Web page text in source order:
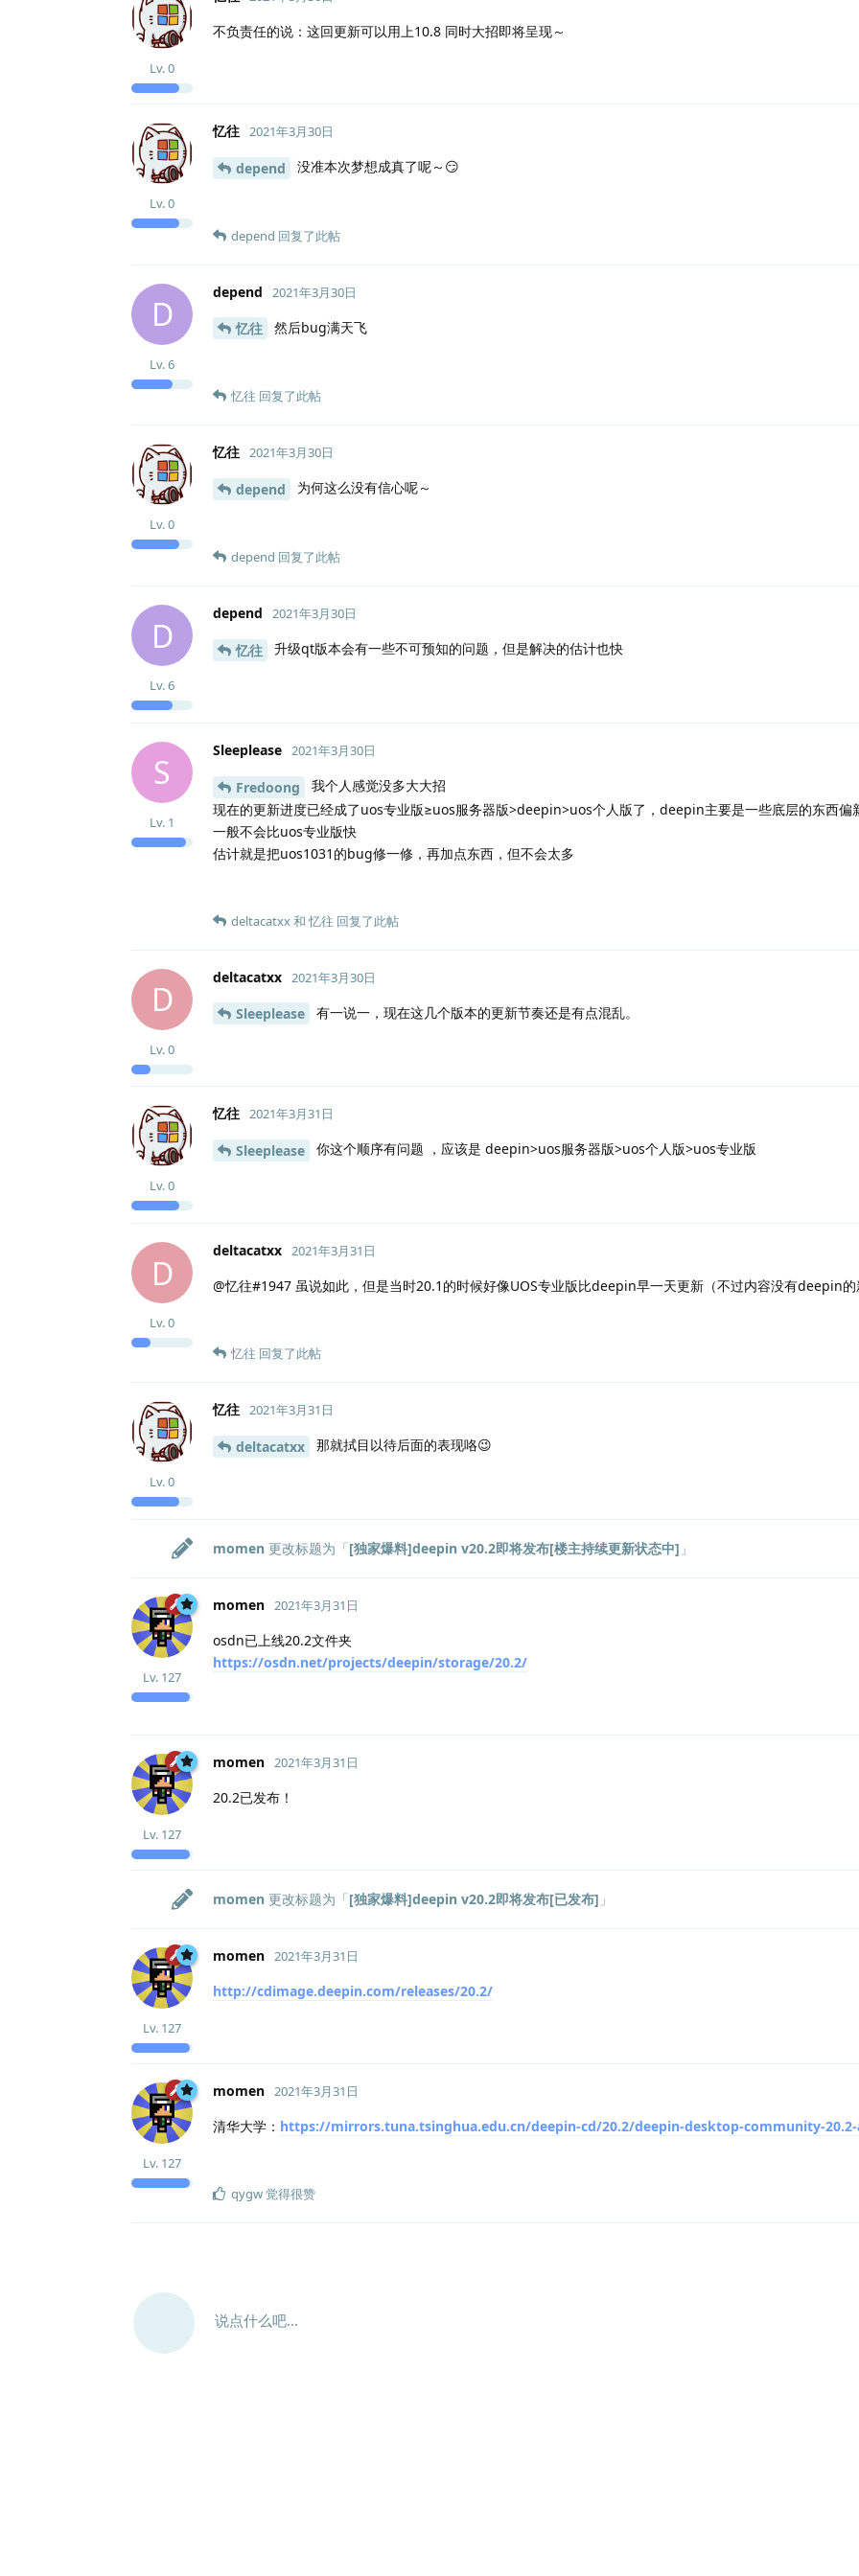
Lv.0
不负责任的说：这回更新可以用上10.8 同时大招即将呈现～
忆往
Lv.0
2021年3月30日
depend 没准本次梦想成真了呢～😏
depend 回复了此帖
D
depend
Lv.6
2021年3月30日
忆往 然后bug满天飞
忆往 回复了此帖
忆往
Lv.0
2021年3月30日
depend 为何这么没有信心呢～
depend 回复了此帖
D
depend
Lv.6
2021年3月30日
忆往 升级qt版本会有一些不可预知的问题，但是解决的估计也快
S
Sleeplease
Lv. 1
2021年3月30日
Fredoong
我个人感觉没多大大招
现在的更新进度已经成了uos专业版≥uos服务器版>deepin>uos个人版了，deepin主要是一些底层的东西偏
一般不会比uos专业版快
估计就是把uos1031的bug修一修，再加点东西，但不会太多
deltacatxx和 忆往 回复了此帖
D
deltacatxx
Lv.0
2021年3月30日
Sleeplease 有一说一，现在这几个版本的更新节奏还是有点混乱。
忆往
Lv.0
2021年3月31日
Sleeplease 你这个顺序有问题 ，应该是 deepin>uos服务器版>uos个人版>uos专业版
D
deltacatxx
Lv.0
2021年3月31日
@忆往#1947 虽说如此，但是当时20.1的时候好像UOS专业版比deepin早一天更新（不过内容没有deepin的
忆往 回复了此帖
忆往
Lv.0
2021年3月31日
deltacatxx 那就拭目以待后面的表现咯😉
momen 更改标题为「[独家爆料]deepin v20.2即将发布[楼主持续更新状态中] 」
momen
Lv. 127
2021年3月31日
osdn已上线20.2文件夹
https://osdn.net/projects/deepin/storage/20.2/
momen
Lv. 127
2021年3月31日
20.2已发布！
momen 更改标题为「[独家爆料]deepin v20.2即将发布[已发布] 」
momen
Lv. 127
2021年3月31日
http://cdimage.deepin.com/releases/20.2/
momen
Lv. 127
2021年3月31日
清华大学： https://mirrors.tuna.tsinghua.edu.cn/deepin-cd/20.2/deepin-desktop-community-20.2-
qygw觉得很赞
说点什么吧...